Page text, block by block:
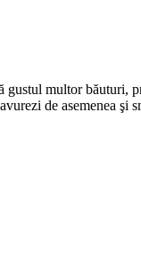
multor
de asemenea